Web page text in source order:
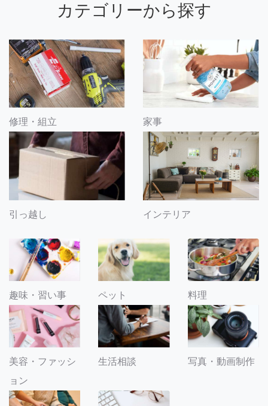
カテゴリーから探す
修理・組立 家事
引っ越し インテリア
趣味・習い事 ペット 料理
美容・ファッシ
ョン
生活相談 写真・動画制作